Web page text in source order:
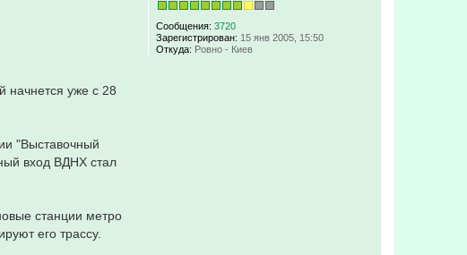
Сообщения: 3720
Зарегистрирован: 15 янв 2005, 15:50
Откуда: Ровно - Киев
начнется уже с 28
"Выставочный
вход ВДНХ стал
станции метро
его трассу.